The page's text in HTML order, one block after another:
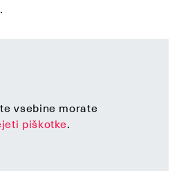
vsebine morate
piškotke.